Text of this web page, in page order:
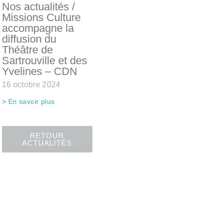
Nos actualités /
Missions Culture
accompagne la
diffusion du
Théâtre de
Sartrouville et des
Yvelines – CDN
16 octobre 2024
> En savoir plus
RETOUR
ACTUALITÉS